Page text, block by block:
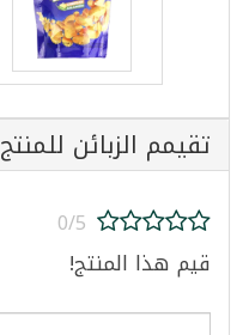
تقيمم الزبائن للمنتج
0/5
قيم هذا المنتج!